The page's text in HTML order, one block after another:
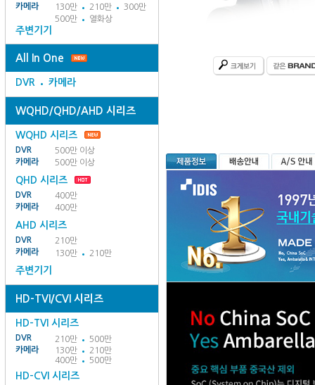
카메라
130만 210만
300만
500만
열화상
주변기기
All In One
DVR 카메라
WQHD/QHD/AHD 시리즈
WQHD 시리즈
DVR
500만 이상
카메라
500만 이상
QHD 시리즈
DVR
400만
카메라
400만
AHD 시리즈
DVR
210만
카메라
130만 210만
주변기기
HD-TVI/CVI 시리즈
HD-TVI 시리즈
DVR 210만
500만
카메라
130만
210만
400만
500만
HD-CVI 시리즈